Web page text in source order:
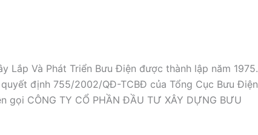
Lắp Và Phát Triển Bưu Điện được thành lập năm 1975.
định 755/2002/QĐ-TCBĐ của Tổng Cục Bưu Điện
CÔNG TY CỔ PHẦN ĐẦU TƯ XÂY DỰNG BƯU